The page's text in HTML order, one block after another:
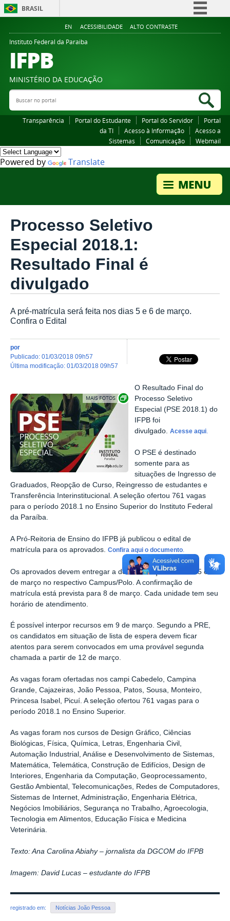
BRASIL
Simplifique!
Legislação
EN ACESSIBILIDADE ALTO CONTRASTE
Instituto Federal da Paraiba
IFPB
MINISTÉRIO DA EDUCAÇÃO
Buscar no portal
Transparência Portal do Estudante Portal do Servidor
Portal
da TI
Acesso à Informação
Acesso a
Sistemas
Comunicação Webmail
Powered by Translate
Processo Seletivo
Especial 2018.1:
Resultado Final é
divulgado
A pré-matrícula será feita nos dias 5 e 6 de março.
Confira o Edital
por
publicado: 01/03/2018 09h57
última modificação: 01/03/2018 09h57
Exibir carrossel de imagens
O Resultado Final do
Processo Seletivo
Especial (PSE 2018.1) do
IFPB foi
divulgado.Acesse aqui.
O PSE é destinado
somente para as
situações de Ingresso de
Graduados, Reopção de Curso, Reingresso de estudantes e
Transferência Interinstitucional. A seleção ofertou 761 vagas
para o período 2018.1 no Ensino Superior do Instituto Federal
da Paraíba.
A Pró-Reitoria de Ensino do IFPB já publicou o edital de
matrícula para os aprovados. Confira aqui o documento.
Os aprovados devem entregar a documentação nos dias 5 e 6
de março no respectivo Campus/Polo. A confirmação de
matrícula está prevista para 8 de março. Cada unidade tem seu
horário de atendimento.
É possível interpor recursos em 9 de março. Segundo a PRE,
os candidatos em situação de lista de espera devem ficar
atentos para serem convocados em uma provável segunda
chamada a partir de 12 de março.
As vagas foram ofertadas nos campi Cabedelo, Campina
Grande, Cajazeiras, João Pessoa, Patos, Sousa, Monteiro,
Princesa Isabel, Picuí. A seleção ofertou 761 vagas para o
período 2018.1 no Ensino Superior.
As vagas foram nos cursos de Design Gráfico, Ciências
Biológicas, Física, Química, Letras, Engenharia Civil,
Automação Industrial, Análise e Desenvolvimento de Sistemas,
Matemática, Telemática, Construção de Edifícios, Design de
Interiores, Engenharia da Computação, Geoprocessamento,
Gestão Ambiental, Telecomunicações, Redes de Computadores,
Sistemas de Internet, Administração, Engenharia Elétrica,
Negócios Imobiliários, Segurança no Trabalho, Agroecologia,
Tecnologia em Alimentos, Educação Física e Medicina
Veterinária.
Texto: Ana Carolina Abiahy – jornalista da DGCOM do IFPB
Imagem: David Lucas – estudante do IFPB
registrado em: Notícias João Pessoa